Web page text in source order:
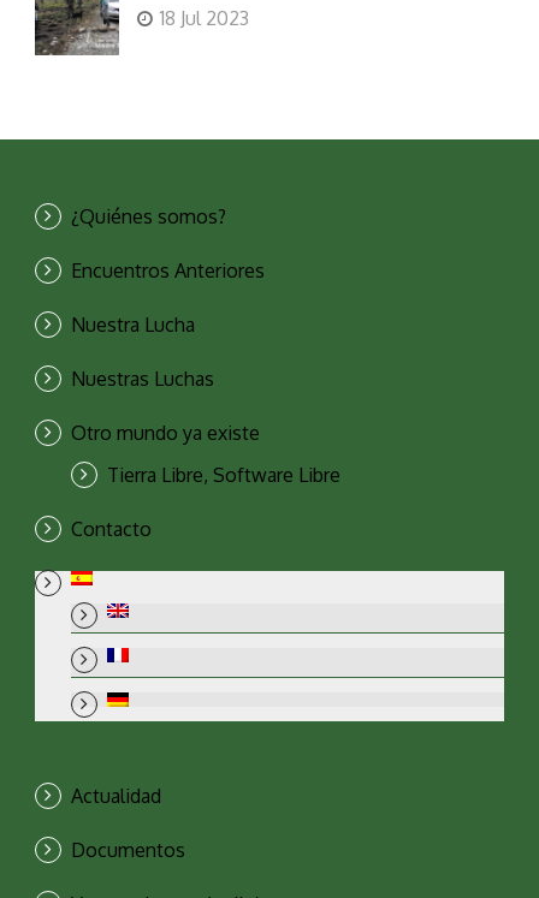
18 Jul 2023
¿Quiénes somos?
Encuentros Anteriores
Nuestra Lucha
Nuestras Luchas
Otro mundo ya existe
Tierra Libre, Software Libre
Contacto
Actualidad
Documentos